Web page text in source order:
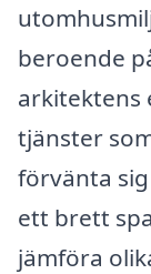
beroende
arkitektens
tjänster
förvänta
ett brett
jämföra